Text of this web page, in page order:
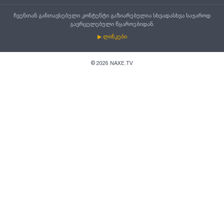
ჩვენთან განთავსებული კონტენტი გაზიარებულია სხვადასხვა საჯაროდ
გავრცელებული წყაროებიდან.
▶ ლინკები
© 2026 NAXE.TV